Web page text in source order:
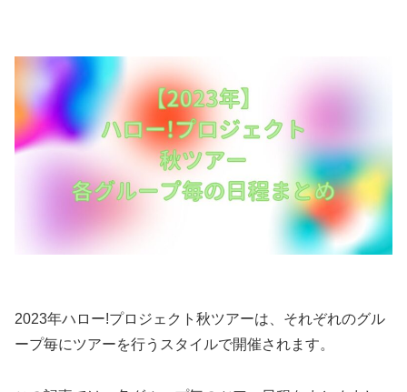
2023年ハロー!プロジェクト秋ツアーは、それぞれのグル
ープ毎にツアーを行うスタイルで開催されます。